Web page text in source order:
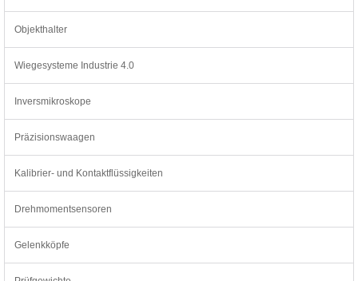
Objekthalter
Wiegesysteme Industrie 4.0
Inversmikroskope
Präzisionswaagen
Kalibrier- und Kontaktflüssigkeiten
Drehmomentsensoren
Gelenkköpfe